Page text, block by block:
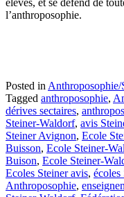
élèves, et se défend de
l’anthroposophie.
Posted in
Tagged anthroposophie,
dérives sectaires,
Steiner-Waldorf, avis
Steiner Avignon, Ecole
Buisson, Ecole Steiner-
Buison, Ecole Steiner-
Ecoles Steiner avis,
Anthroposophie,